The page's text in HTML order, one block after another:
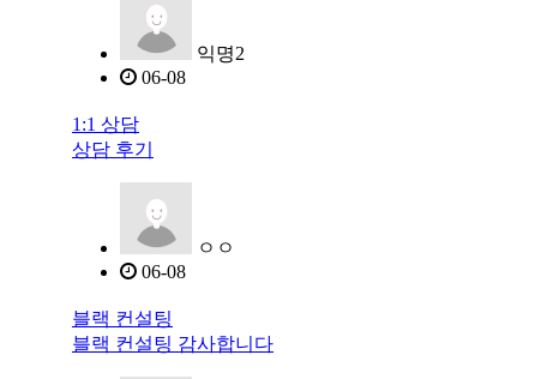
익명2
06-08
1:1 상담
상담 후기
ㅇㅇ
06-08
블랙 컨설팅
블랙 컨설팅 감사합니다